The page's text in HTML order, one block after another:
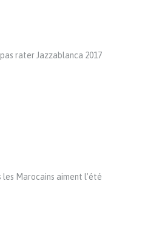
rater Jazzablanca 2017
les Marocains aiment l’été